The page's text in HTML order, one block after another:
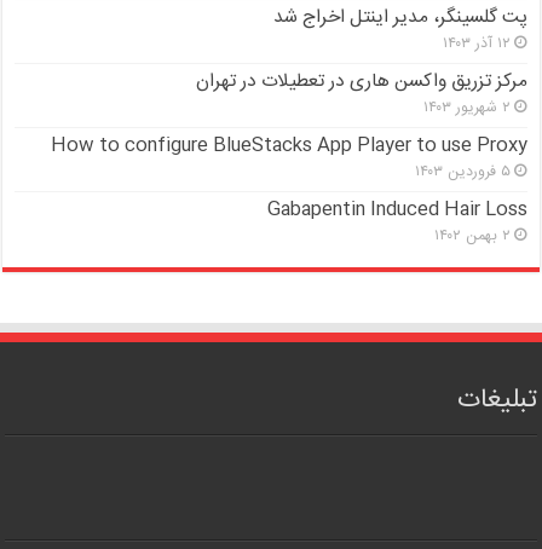
پت گلسینگر، مدیر اینتل اخراج شد
۱۲ آذر ۱۴۰۳
مرکز تزریق واکسن هاری در تعطیلات در تهران
۲ شهریور ۱۴۰۳
How to configure BlueStacks App Player to use Proxy
۵ فروردین ۱۴۰۳
Gabapentin Induced Hair Loss
۲ بهمن ۱۴۰۲
تبلیغات